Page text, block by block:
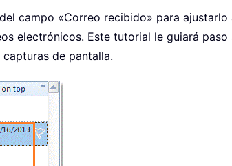
campo «Correo recibido» para
electrónicos. Este tutorial le guiará
de pantalla.